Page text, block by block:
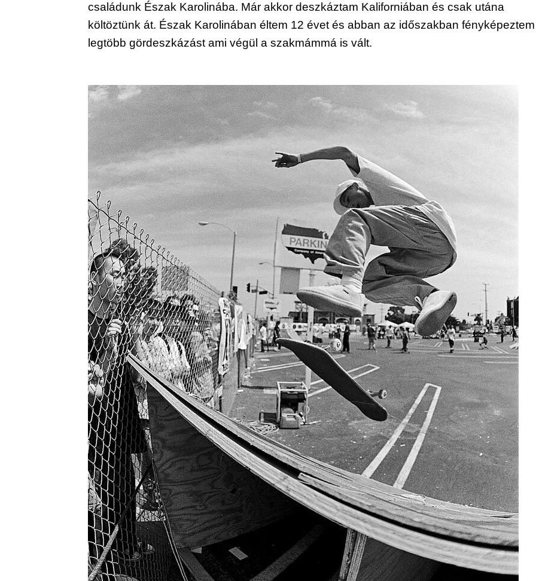
családunk Észak Karolinába. Már akkor deszkáztam Kaliforniában és csak utána
költöztünk át. Észak Karolinában éltem 12 évet és abban az időszakban
legtöbb gördeszkázást ami végül a szakmámmá is vált.